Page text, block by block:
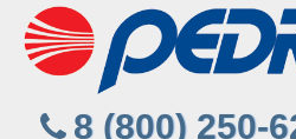
8 (800) 250-